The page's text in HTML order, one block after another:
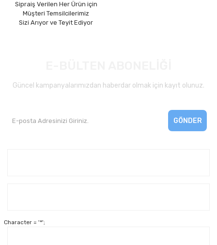
Sipraiş Verilen Her Ürün için
Müşteri Temsilcilerimiz
Sizi Arıyor ve Teyit Ediyor
Güncel kampanyalarımızdan haberdar olmak için kayıt olunuz.
GÖNDER
Character = '*';